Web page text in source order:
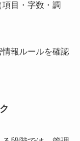
目・字数・調
報ルールを確認